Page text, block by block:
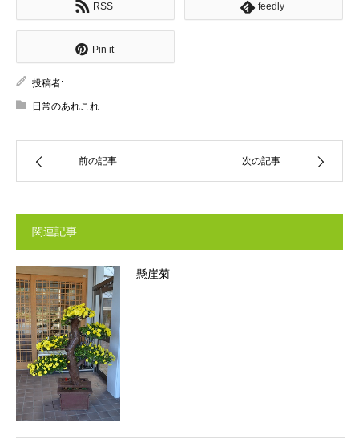
RSS feedly
Pin it
投稿者:
日常のあれこれ
前の記事 次の記事
関連記事
懸崖菊